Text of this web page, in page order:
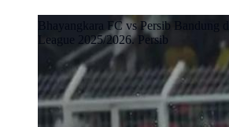
Bhayangkara FC vs Persib Bandung
League 2025/2026. Persib